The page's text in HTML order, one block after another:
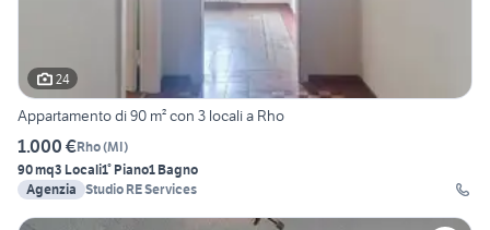
24
Appartamento di 90 m² con 3 locali a Rho
1.000 €Rho(MI)
90 mq3 Locali1° Piano1 Bagno
Agenzia Studio RE Services